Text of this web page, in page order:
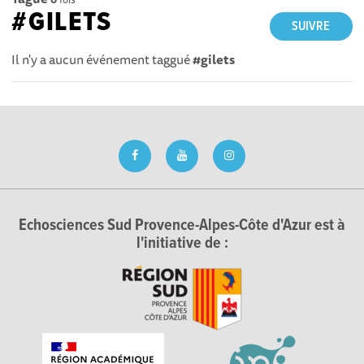
SUIVRE
#GILETS
Il n'y a aucun événement taggué#gilets
Echosciences Sud Provence-Alpes-Côte d'Azur est à
l'initiative de :